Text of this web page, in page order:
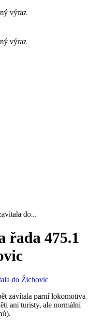
výraz
výraz
do...
řada 475.1
zavítala parní lokomotiva
ani turisty, ale normální